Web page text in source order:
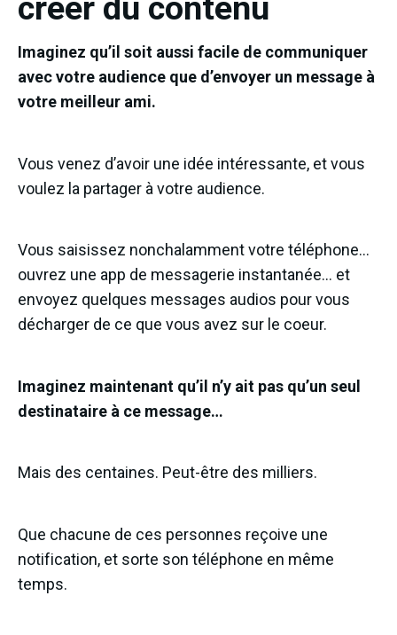
Imaginez qu’il soit aussi facile de communiquer
avec votre audience que d’envoyer un message à
votre meilleur ami.
Vous venez d’avoir une idée intéressante, et vous
voulez la partager à votre audience.
Vous saisissez nonchalamment votre téléphone…
ouvrez une app de messagerie instantanée… et
envoyez quelques messages audios pour vous
décharger de ce que vous avez sur le coeur.
Imaginez maintenant qu’il n’y ait pas qu’un seul
destinataire à ce message…
Mais des centaines. Peut-être des milliers.
Que chacune de ces personnes reçoive une
notification, et sorte son téléphone en même
temps.